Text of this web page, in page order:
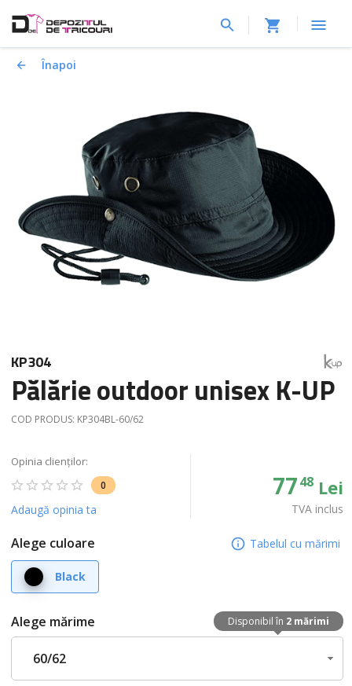
Înapoi
KP304
Pălărie outdoor unisex K-UP
COD PRODUS: KP304BL-60/62
Opinia clienților:
0
Adaugă opinia ta
7748Lei
TVA inclus
Alege culoare Tabelul cu mărimi
Black
Disponibil în 2 mărimi
Alege mărime
60/62